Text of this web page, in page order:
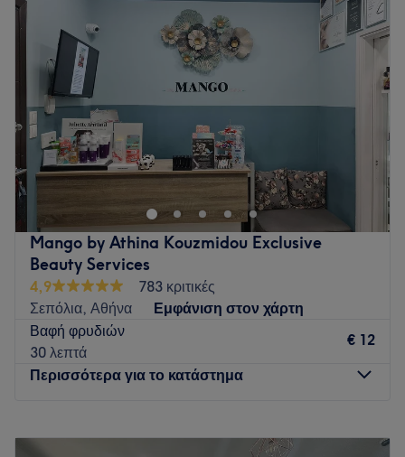
Mango by Athina Kouzmidou Exclusive
Beauty Services
4,9
783 κριτικές
Σεπόλια, Αθήνα
Εμφάνιση στον χάρτη
Βαφή φρυδιών
30 λεπτά
€ 12
Περισσότερα για το κατάστημα
10:00